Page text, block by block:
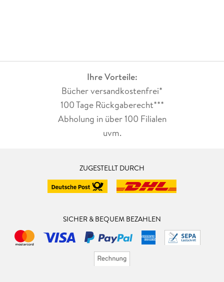
Ihre Vorteile:
Bücher versandkostenfrei*
100 Tage Rückgaberecht***
Abholung in über 100 Filialen
uvm.
ZUGESTELLT DURCH
SICHER & BEQUEM BEZAHLEN